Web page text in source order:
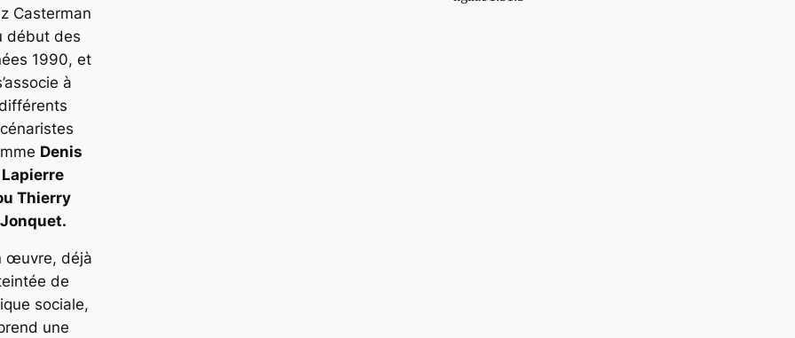
Casterman
début des
1990, et
à
Denis
Lapierre
Thierry
Jonquet.
œuvre, déjà
de
sociale,
une